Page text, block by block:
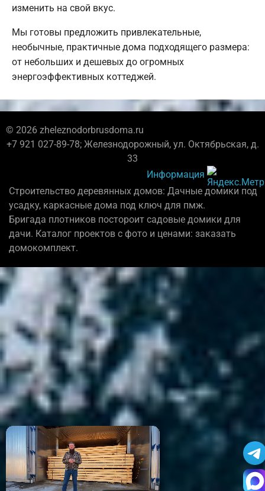
изменить на свой вкус.
Мы готовы предложить привлекательные,
необычные, практичные дома подходящего размера:
от небольших и дешевых до огромных
энергоэффективных коттеджей.
© 2026 zheleznodorbrusdoma.ru
+7 921 027-89-78; Железнодорожный, ул. Октябрьская, д.
33
Информация
Строительство деревянных домов: Дачные домики под
усадку, каркасные дома под ключ для пмж.
Бригада плотников постороит садовые домики для
дачи. Каталог проектов с фото и ценами: заказать
домокомплект.